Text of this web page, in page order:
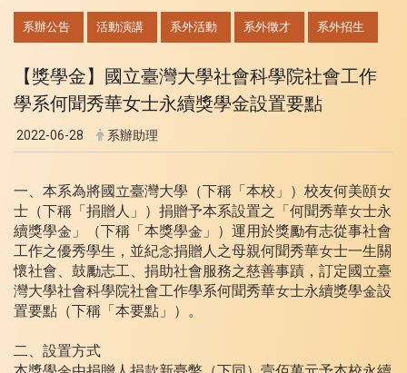
系辦公告 活動演講 系外活動 系外徵才 系外招生
【獎學金】國立臺灣大學社會科學院社會工作
學系何聞秀華女士永續獎學金設置要點
2022-06-28 系辦助理
一、本系為將國立臺灣大學（下稱「本校」）校友何美頤女
士（下稱「捐贈人」）捐贈予本系設置之「何聞秀華女士永
續獎學金」（下稱「本獎學金」）運用於獎勵有志從事社會
工作之優秀學生，並紀念捐贈人之母親何聞秀華女士一生關
懷社會、鼓勵志工、捐助社會服務之慈善事蹟，訂定國立臺
灣大學社會科學院社會工作學系何聞秀華女士永續獎學金設
置要點（下稱「本要點」）。
二、設置方式